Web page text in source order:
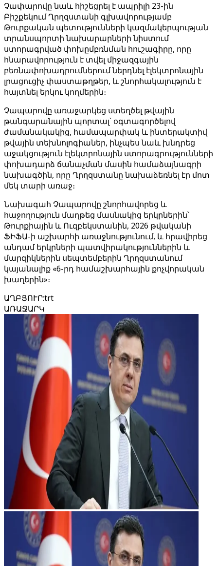
Չափարովը նաև հիշեցրել է ապրիլի 23-ին
Բիշքեկում Ղրղզստանի գլխավորությամբ
Թուրքական պետությունների կազմակերպության
տրանսպորտի նախարարների նիստում
ստորագրված փոխըմբռնման հուշագիրը, որը
հնարավորություն է տվել միջազգային
բեռնափոխադրումներում ներդնել էլեկտրոնային
լրացուցիչ փաստաթղթեր, և շնորհակալություն է
հայտնել երկու կողմերին։
Չապարովը առաջարկեց ստեղծել թվային
թանգարանային պորտալ՝ օգտագործելով
ժամանակակից, համապարփակ և ինտերակտիվ
թվային տեխնոլոգիաներ, ինչպես նաև խնդրեց
աջակցություն էլեկտրոնային ստորագրությունների
փոխադարձ ճանաչման մասին համաձայնագրի
նախագծին, որը Ղրղզստանը նախաձեռնել էր մոտ
մեկ տարի առաջ։
Նախագահ Չապարովը շնորհավորեց և
հաջողություն մաղթեց մասնակից երկրներին՝
Թուրքիային և Ուզբեկստանին, 2026 թվականի
ՖԻՖԱ-ի աշխարհի առաջնությունում, և հրավիրեց
անդամ երկրների պատվիրակություններին և
մարզիկներին սեպտեմբերին Ղրղզստանում
կայանալիք «6-րդ համաշխարհային քոչվորական
խաղերին»։
ԱՂԲՅՈՒՐ:trt
ԱՌԱՋԱՐԿ